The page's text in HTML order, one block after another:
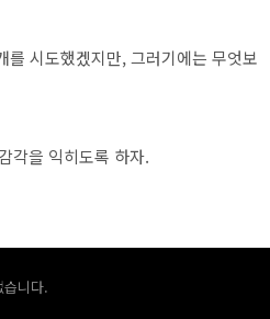
시도했겠지만, 그러기에는 무엇보
각을 익히도록 하자.
니다.